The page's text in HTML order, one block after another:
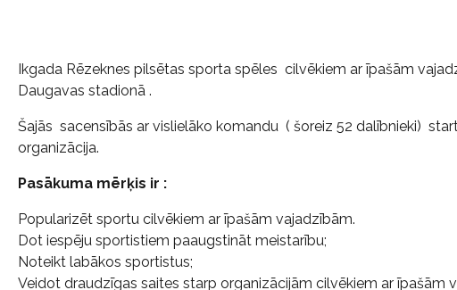
Ikgada Rēzeknes pilsētas sporta spēles cilvēkiem ar īpašām
Daugavas stadionā .
Šajās sacensībās ar vislielāko komandu ( šoreiz 52 dalībnieki)
organizācija.
Pasākuma mērķis ir :
Popularizēt sportu cilvēkiem ar īpašām vajadzībām.
Dot iespēju sportistiem paaugstināt meistarību;
Noteikt labākos sportistus;
Veidot draudzīgas saites starp organizācijām cilvēkiem ar īpašām